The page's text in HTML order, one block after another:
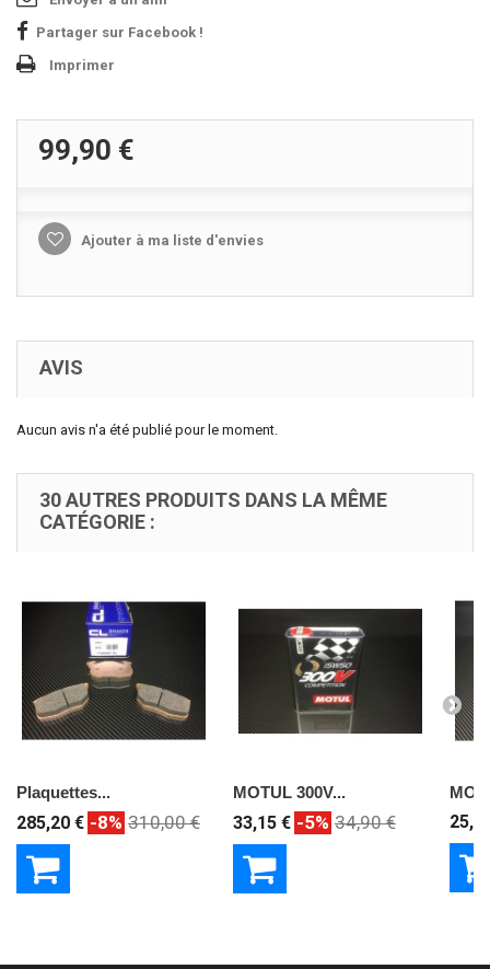
Partager sur Facebook !
Imprimer
99,90 €
Ajouter à ma liste d'envies
AVIS
Aucun avis n'a été publié pour le moment.
30 AUTRES PRODUITS DANS LA MÊME
CATÉGORIE :
Plaquettes...
285,20 € -8% 310,00 €
MOTUL 300V...
33,15 € -5% 34,90 €